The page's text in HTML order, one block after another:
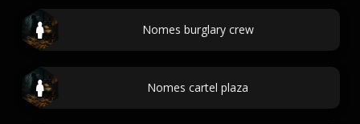
Nomes burglary crew
Nomes cartel plaza